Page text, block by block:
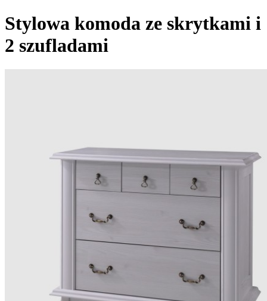
Stylowa komoda ze skrytkami i
2 szufladami